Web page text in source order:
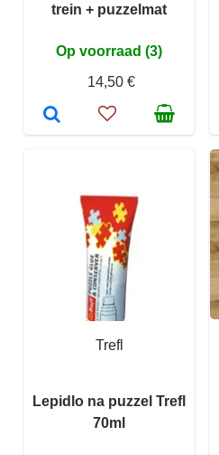
trein + puzzelmat
Op voorraad (3)
14,50 €
Trefl
Lepidlo na puzzel Trefl
70ml